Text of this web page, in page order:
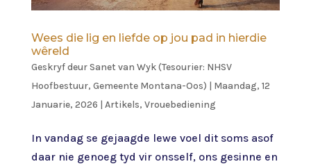
Wees die lig en liefde op jou pad in hierdie
wêreld
Geskryf deurSanet van Wyk (Tesourier: NHSV
Hoofbestuur, Gemeente Montana-Oos) | Maandag, 12
Januarie, 2026 | Artikels, Vrouebediening
In vandag se gejaagde lewe voel dit soms asof
daar nie genoeg tyd vir onsself, ons gesinne en